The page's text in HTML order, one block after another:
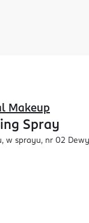
Makeup
Spray
w sprayu, nr 02